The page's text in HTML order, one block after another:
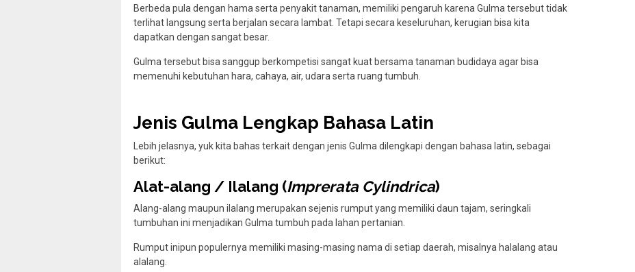
Berbeda pula dengan hama serta penyakit tanaman, memiliki pengaruh karena Gulma tersebut tidak
terlihat langsung serta berjalan secara lambat. Tetapi secara keseluruhan, kerugian bisa kita
dapatkan dengan sangat besar.
Gulma tersebut bisa sanggup berkompetisi sangat kuat bersama tanaman budidaya agar bisa
memenuhi kebutuhan hara, cahaya, air, udara serta ruang tumbuh.
Jenis Gulma Lengkap Bahasa Latin
Lebih jelasnya, yuk kita bahas terkait dengan jenis Gulma dilengkapi dengan bahasa latin, sebagai
berikut:
Alat-alang / Ilalang (Imprerata Cylindrica)
Alang-alang maupun ilalang merupakan sejenis rumput yang memiliki daun tajam, seringkali
tumbuhan ini menjadikan Gulma tumbuh pada lahan pertanian.
Rumput inipun populernya memiliki masing-masing nama di setiap daerah, misalnya halalang atau
alalang.